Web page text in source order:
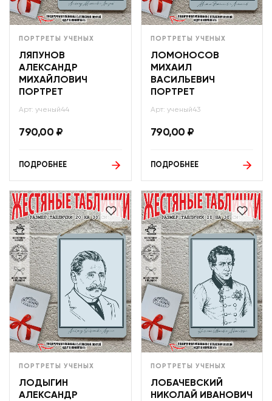
ПОРТРЕТЫ УЧЕНЫХ
ЛЯПУНОВ
АЛЕКСАНДР
МИХАЙЛОВИЧ
ПОРТРЕТ
Арт: ученый44
790,00 ₽
ПОДРОБНЕЕ
ПОРТРЕТЫ УЧЕНЫХ
ЛОМОНОСОВ
МИХАИЛ
ВАСИЛЬЕВИЧ
ПОРТРЕТ
Арт: ученый43
790,00 ₽
ПОДРОБНЕЕ
ПОРТРЕТЫ УЧЕНЫХ
ЛОДЫГИН
АЛЕКСАНДР
ПОРТРЕТЫ УЧЕНЫХ
ЛОБАЧЕВСКИЙ
НИКОЛАЙ ИВАНОВИЧ